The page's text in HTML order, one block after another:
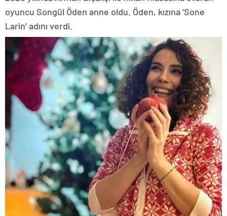
oyuncu Songül Öden anne oldu. Öden, kızına ‘Sone
Larin’ adını verdi.